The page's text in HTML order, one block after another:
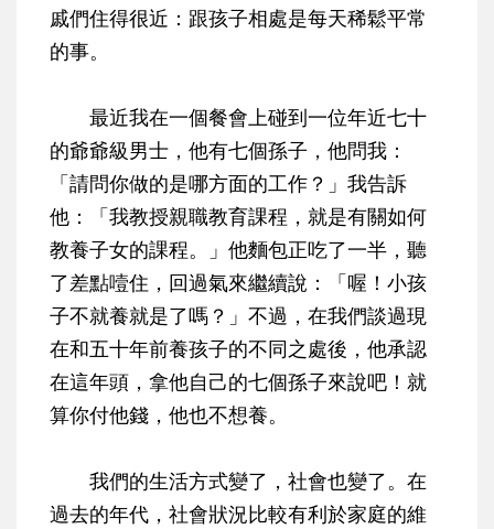
戚們住得很近：跟孩子相處是每天稀鬆平常
的事。
最近我在一個餐會上碰到一位年近七十
的爺爺級男士，他有七個孫子，他問我：
「請問你做的是哪方面的工作？」我告訴
他：「我教授親職教育課程，就是有關如何
教養子女的課程。」他麵包正吃了一半，聽
了差點噎住，回過氣來繼續說：「喔！小孩
子不就養就是了嗎？」不過，在我們談過現
在和五十年前養孩子的不同之處後，他承認
在這年頭，拿他自己的七個孫子來說吧！就
算你付他錢，他也不想養。
我們的生活方式變了，社會也變了。在
過去的年代，社會狀況比較有利於家庭的維